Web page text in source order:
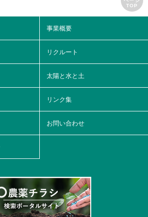
TOP
事業概要
リクルート
太陽と水と土
リンク集
お問い合わせ